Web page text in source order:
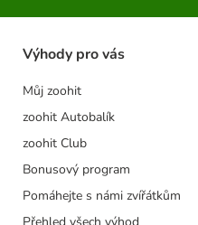
Výhody pro vás
Můj zoohit
zoohit Autobalík
zoohit Club
Bonusový program
Pomáhejte s námi zvířátkům